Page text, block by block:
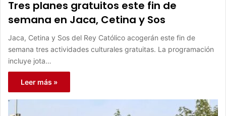
Tres planes gratuitos este fin de
semana en Jaca, Cetina y Sos
Jaca, Cetina y Sos del Rey Católico acogerán este fin de
semana tres actividades culturales gratuitas. La programación
incluye jota…
Leer más »